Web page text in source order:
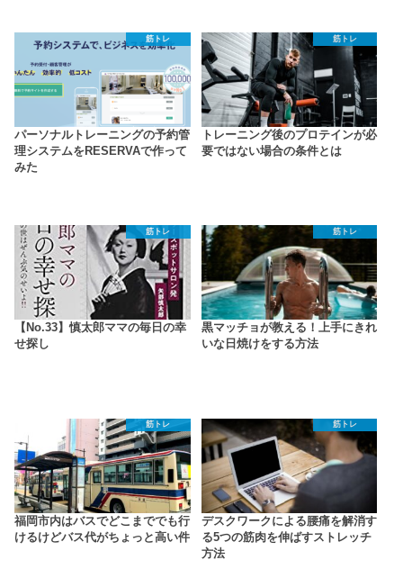
筋トレ
パーソナルトレーニングの予約管
理システムをRESERVAで作って
みた
筋トレ
トレーニング後のプロテインが必
要ではない場合の条件とは
筋トレ
【No.33】慎太郎ママの毎日の幸
せ探し
筋トレ
黒マッチョが教える！上手にきれ
いな日焼けをする方法
筋トレ
福岡市内はバスでどこまででも行
けるけどバス代がちょっと高い件
筋トレ
デスクワークによる腰痛を解消す
る5つの筋肉を伸ばすストレッチ
方法